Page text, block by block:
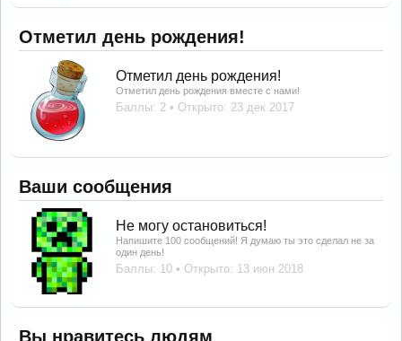
Отметил день рождения!
Отметил день рождения!
Отметил день рождения вместе с нами!
Баллы: 2 Открыто: 23 дек 2017
Ваши сообщения
Не могу остановиться!
Напишите 100 сообщений! Я думаю ты это сделал не за
один день!
Баллы: 10 Открыто: 13 июн 2018
Вы нравитесь людям